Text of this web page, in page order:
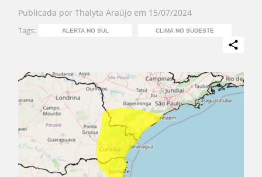
Publicada por Thalyta Araújo em 15/07/2024
Tags: ALERTA NO SUL CLIMA NO SUDESTE